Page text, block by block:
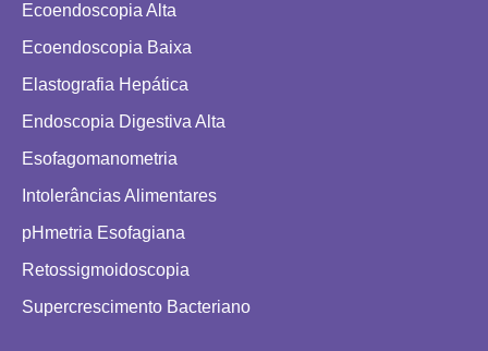
Ecoendoscopia Alta
Ecoendoscopia Baixa
Elastografia Hepática
Endoscopia Digestiva Alta
Esofagomanometria
Intolerâncias Alimentares
pHmetria Esofagiana
Retossigmoidoscopia
Supercrescimento Bacteriano